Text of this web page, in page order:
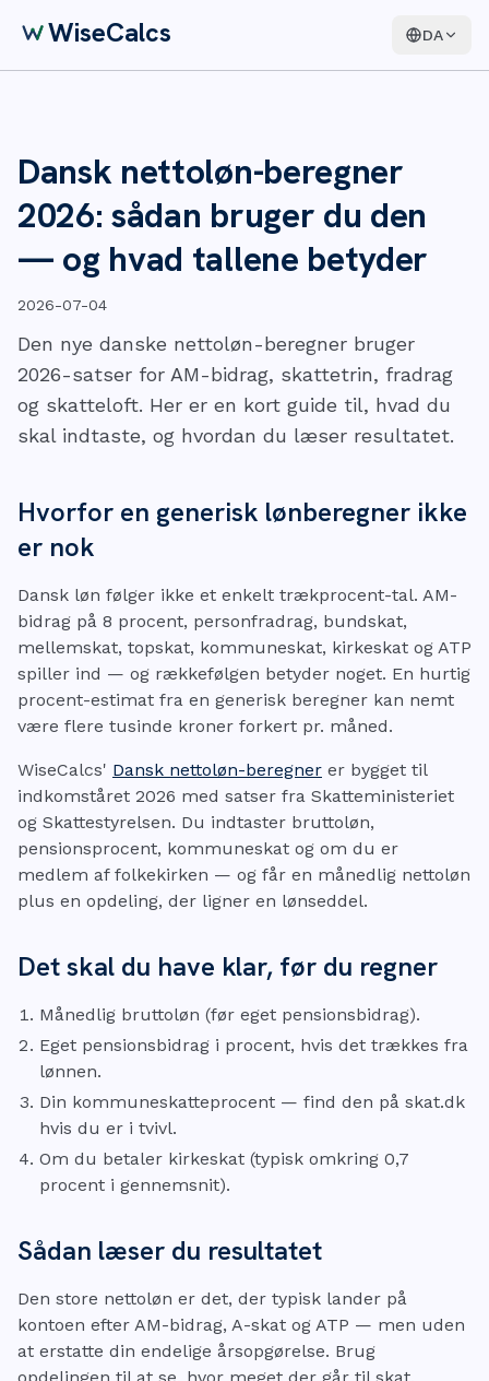
WiseCalcs DA
Dansk nettoløn-beregner
2026: sådan bruger du den
— og hvad tallene betyder
2026-07-04
Den nye danske nettoløn-beregner bruger
2026-satser for AM-bidrag, skattetrin, fradrag
og skatteloft. Her er en kort guide til, hvad du
skal indtaste, og hvordan du læser resultatet.
Hvorfor en generisk lønberegner ikke
er nok
Dansk løn følger ikke et enkelt trækprocent-tal. AM-
bidrag på 8 procent, personfradrag, bundskat,
mellemskat, topskat, kommuneskat, kirkeskat og ATP
spiller ind — og rækkefølgen betyder noget. En hurtig
procent-estimat fra en generisk beregner kan nemt
være flere tusinde kroner forkert pr. måned.
WiseCalcs' Dansk nettoløn-beregner er bygget til
indkomståret 2026 med satser fra Skatteministeriet
og Skattestyrelsen. Du indtaster bruttoløn,
pensionsprocent, kommuneskat og om du er
medlem af folkekirken — og får en månedlig nettoløn
plus en opdeling, der ligner en lønseddel.
Det skal du have klar, før du regner
Månedlig bruttoløn (før eget pensionsbidrag).
Eget pensionsbidrag i procent, hvis det trækkes fra
lønnen.
Din kommuneskatteprocent — find den på skat.dk
hvis du er i tvivl.
Om du betaler kirkeskat (typisk omkring 0,7
procent i gennemsnit).
Sådan læser du resultatet
Den store nettoløn er det, der typisk lander på
kontoen efter AM-bidrag, A-skat og ATP — men uden
at erstatte din endelige årsopgørelse. Brug